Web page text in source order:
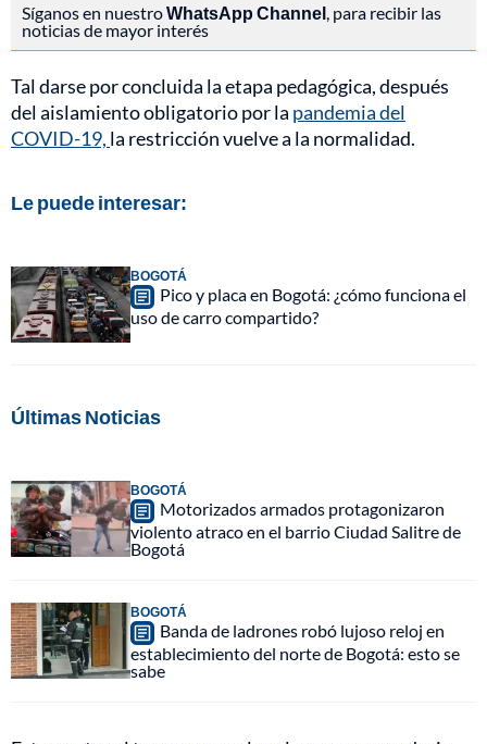
Síganos en nuestroWhatsApp Channel , para recibir las
noticias de mayor interés
Tal darse por concluida la etapa pedagógica, después
del aislamiento obligatorio por la pandemia del
COVID-19, la restricción vuelve a la normalidad.
Le puede interesar:
BOGOTÁ
Pico y placa en Bogotá: ¿cómo funciona el
uso de carro compartido?
Últimas Noticias
BOGOTÁ
Motorizados armados protagonizaron
violento atraco en el barrio Ciudad Salitre de
Bogotá
BOGOTÁ
Banda de ladrones robó lujoso reloj en
establecimiento del norte de Bogotá: esto se
sabe